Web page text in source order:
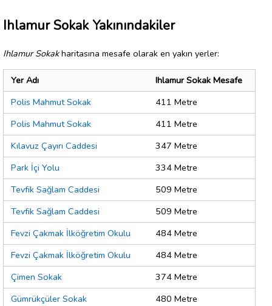
Ihlamur Sokak Yakınındakiler
Ihlamur Sokakharitasına mesafe olarak en yakın yerler:
Yer Adı
Ihlamur Sokak Mesafe
Polis Mahmut Sokak
411 Metre
Polis Mahmut Sokak
411 Metre
Kılavuz Çayırı Caddesi
347 Metre
Park İçi Yolu
334 Metre
Tevfik Sağlam Caddesi
509 Metre
Tevfik Sağlam Caddesi
509 Metre
Fevzi Çakmak İlköğretim Okulu
484 Metre
Fevzi Çakmak İlköğretim Okulu
484 Metre
Çimen Sokak
374 Metre
Gümrükçüler Sokak
480 Metre